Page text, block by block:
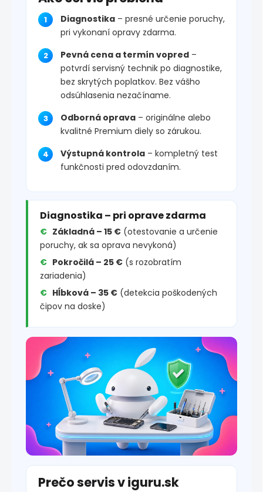
Diagnostika – presné určenie poruchy,
pri vykonaní opravy zdarma.
Pevná cena a termín vopred –
potvrdí servisný technik po diagnostike,
bez skrytých poplatkov. Bez vášho
odsúhlasenia nezačíname.
Odborná oprava – originálne alebo
kvalitné Premium diely so zárukou.
Výstupná kontrola – kompletný test
funkčnosti pred odovzdaním.
Diagnostika – pri oprave zdarma
Základná – 15 € (otestovanie a určenie
poruchy, ak sa oprava nevykoná)
Pokročilá – 25 € (s rozobratím
zariadenia)
Hĺbková – 35 € (detekcia poškodených
čipov na doske)
Prečo servis v iguru.sk